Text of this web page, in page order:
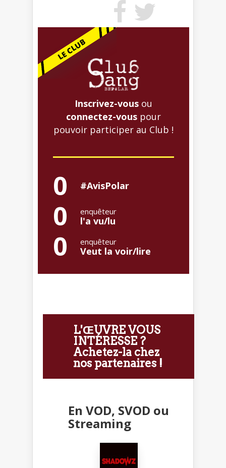
Inscrivez-vous ou
connectez-vous pour
pouvoir participer au Club !
0 #AvisPolar
0 enquêteur
l'a vu/lu
0 enquêteur
Veut la voir/lire
L'ŒUVRE VOUS
INTÉRESSE ?
Achetez-la chez
nos partenaires !
En VOD, SVOD ou
Streaming